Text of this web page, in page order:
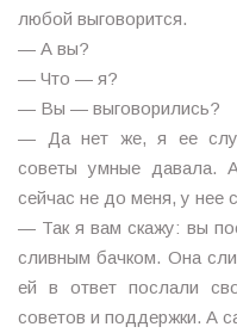
любой выговорится.
— А вы?
— Что — я?
— Вы — выговорились?
— Да нет же, я ее
советы умные давала.
сейчас не до меня, у нее
— Так я вам скажу: вы
сливным бачком. Она
ей в ответ послали
советов и поддержки. А